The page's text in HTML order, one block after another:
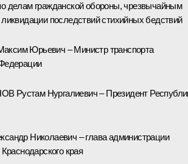
делам гражданской обороны, чрезвычайным
последствий стихийных бедствий
Юрьевич – Министр транспорта
Рустам Нургалиевич – Президент
Николаевич – глава администрации
края